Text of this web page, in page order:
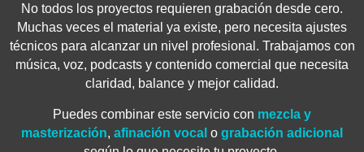
No todos los proyectos requieren grabación desde cero.
Muchas veces el material ya existe, pero necesita ajustes
técnicos para alcanzar un nivel profesional. Trabajamos con
música, voz, podcasts y contenido comercial que necesita
claridad, balance y mejor calidad.
Puedes combinar este servicio con mezcla y
masterización, afinación vocal o grabación adicional